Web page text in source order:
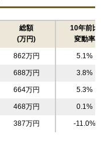
941万円 6.9%
676万円 5.9%
810万円 5.2%
765万円 5.9%
1,136万円 3.1%
698万円 6.4%
902万円 3.8%
719万円 8.7%
総額
(万円)
10年前比
変動率
862万円 5.1%
688万円 3.8%
664万円 5.3%
468万円 0.1%
387万円 -11.0%